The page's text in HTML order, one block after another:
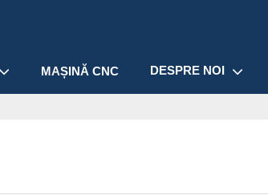
MAȘINĂ CNC DESPRE NOI